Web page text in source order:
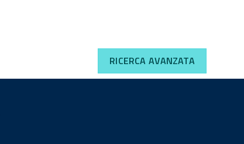
RICERCA AVANZATA